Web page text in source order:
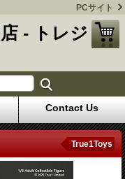
PCサイト
- トレジ
Contact Us
True1Toys